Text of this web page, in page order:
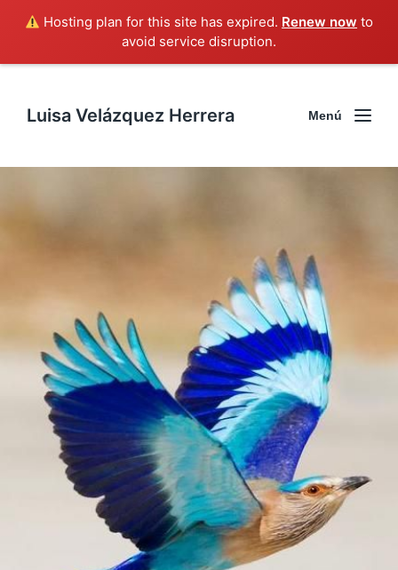
Hosting plan for this site has expired. Renew now to
avoid service disruption.
Luisa Velázquez Herrera Menú